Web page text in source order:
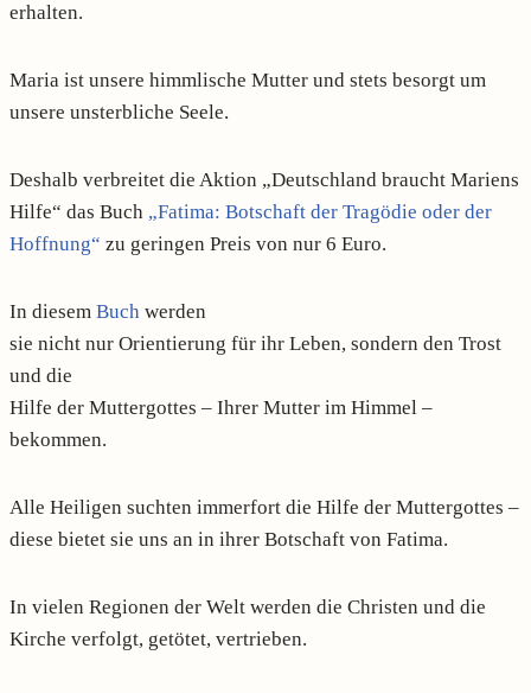
erhalten.
Maria ist unsere himmlische Mutter und stets besorgt um
unsere unsterbliche Seele.
Deshalb verbreitet die Aktion „Deutschland braucht Mariens
Hilfe“ das Buch „Fatima: Botschaft der Tragödie oder der
Hoffnung“ zu geringen Preis von nur 6 Euro.
In diesem Buch werden
sie nicht nur Orientierung für ihr Leben, sondern den Trost
und die
Hilfe der Muttergottes – Ihrer Mutter im Himmel –
bekommen.
Alle Heiligen suchten immerfort die Hilfe der Muttergottes –
diese bietet sie uns an in ihrer Botschaft von Fatima.
In vielen Regionen der Welt werden die Christen und die
Kirche verfolgt, getötet, vertrieben.